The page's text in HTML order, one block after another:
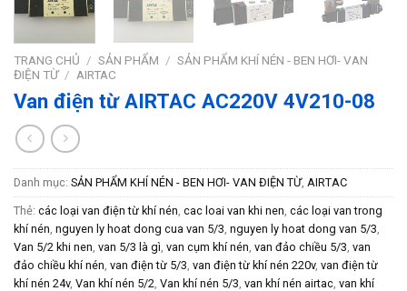
TRANG CHỦ / SẢN PHẨM / SẢN PHẨM KHÍ NÉN - BEN HƠI- VAN
ĐIỆN TỪ / AIRTAC
Van điện từ AIRTAC AC220V 4V210-08
Danh mục: SẢN PHẨM KHÍ NÉN - BEN HƠI- VAN ĐIỆN TỪ, AIRTAC
Thẻ: các loại van điện từ khí nén cac loai van khi nen các loại van trong
khí nén nguyen ly hoat dong cua van 5/3 nguyen ly hoat dong van 5/3
Van 5/2 khi nen van 5/3 là gì van cụm khí nén van đảo chiều 5/3 van
đảo chiều khí nén van điện từ 5/3 van điện từ khí nén 220v, van điện từ
khí nén 24v, Van khí nén 5/2 Van khí nén 5/3 van khí nén airtac van khí